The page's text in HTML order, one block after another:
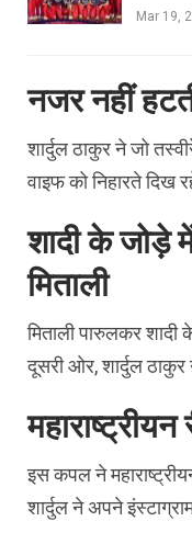
Mar 19,
नजर नहीं
शार्दुल ठाकुर ने जो
वाइफ को निहारते दिख
शादी के जोड़े
मिताली
मिताली पारुलकर शादी
दूसरी ओर, शार्दुल ठाकुर
महाराष्ट्रीयन
इस कपल ने
शार्दुल ने अपने